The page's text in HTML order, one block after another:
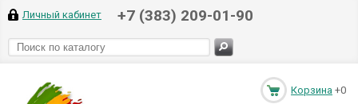
Личный кабинет +7 (383) 209-01-90
Корзина +0